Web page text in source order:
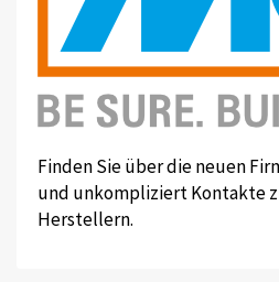
Finden Sie über die neuen
und unkompliziert Kontakte
Herstellern.